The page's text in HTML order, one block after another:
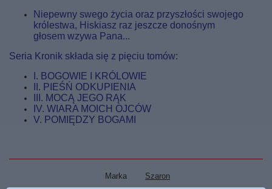
Niepewny swego życia oraz przyszłości swojego
królestwa, Hiskiasz raz jeszcze donośnym
głosem wzywa Pana...
Seria Kronik składa się z pięciu tomów:
I. BOGOWIE I KRÓLOWIE
II. PIEŚŃ ODKUPIENIA
III. MOCĄ JEGO RĄK
IV. WIARA MOICH OJCÓW
V. POMIĘDZY BOGAMI
Marka Szaron